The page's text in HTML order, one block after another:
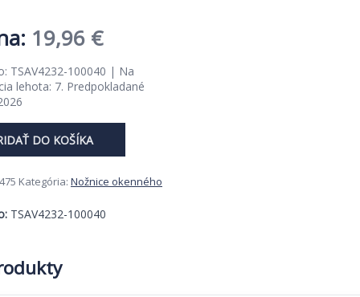
Pôvodná
cena
bola:
30,70 €.
19,96 €Aktuálna
cena
je:
19,96 €.
TSAV4232-100040 | Na
lehota: 7. Predpokladané
DO KOŠÍKA
Kategória: Nožnice okenného
TSAV4232-100040